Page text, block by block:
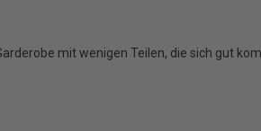
mit wenigen Teilen, die sich gut